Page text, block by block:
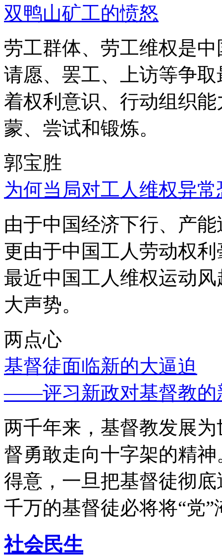
双鸭山矿工的愤怒
劳工群体、劳工维权是
请愿、罢工、上访等争
着权利意识、行动组织
蒙、尝试和锻炼。
郭宝胜
为何当局对工人维权异
由于中国经济下行、产
更由于中国工人劳动权
最近中国工人维权运动
大声势。
两点心
基督徒面临新的大逼迫
——评习新政对基督教的
两千年来，基督教发展
督勇敢走向十字架的精
得意，一旦把基督徒彻
千万的基督徒必将将“党”
社会民生